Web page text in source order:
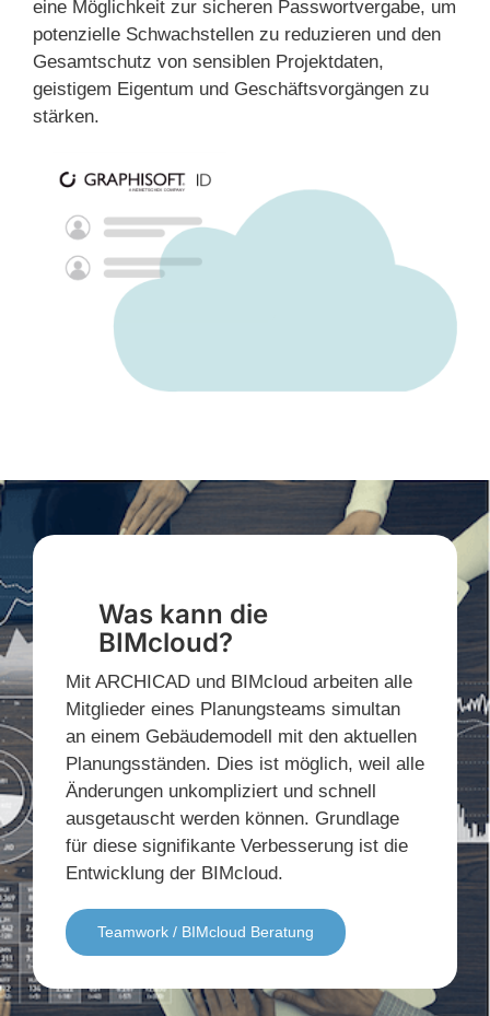
eine Möglichkeit zur sicheren Passwortvergabe, um
potenzielle Schwachstellen zu reduzieren und den
Gesamtschutz von sensiblen Projektdaten,
geistigem Eigentum und Geschäftsvorgängen zu
stärken.
Was kann die
BIMcloud?
Mit ARCHICAD und BIMcloud arbeiten alle
Mitglieder eines Planungsteams simultan
an einem Gebäudemodell mit den aktuellen
Planungsständen. Dies ist möglich, weil alle
Änderungen unkompliziert und schnell
ausgetauscht werden können. Grundlage
für diese signifikante Verbesserung ist die
Entwicklung der BIMcloud.
Teamwork / BIMcloud Beratung